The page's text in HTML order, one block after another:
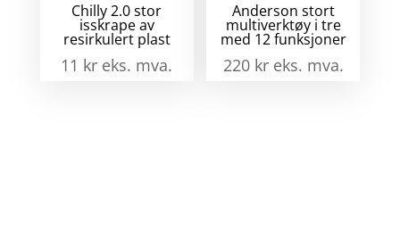
Chilly 2.0 stor
isskrape av
resirkulert plast
11 kr eks. mva.
Anderson stort
multiverktøy i tre
med 12 funksjoner
220 kr eks. mva.